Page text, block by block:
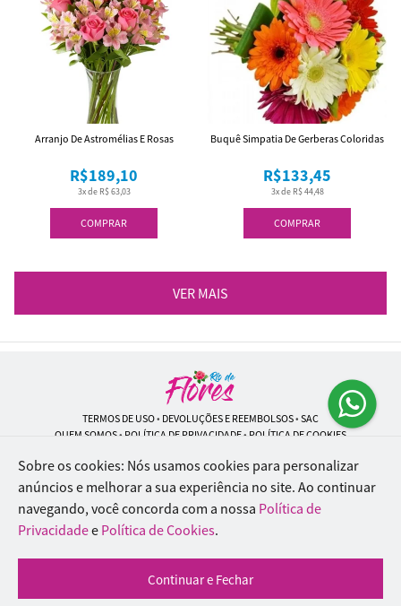
COMPRAR
3x de R$ 63,03
R$189,10
Arranjo De Astromélias E Rosas
COMPRAR
3x de R$ 44,48
R$133,45
Buquê Simpatia De Gerberas Coloridas
VER MAIS
TERMOS DE USO• DEVOLUÇÕES E REEMBOLSOS• SAC
QUEM SOMOS• POLÍTICA DE PRIVACIDADE• POLÍTICA DE COOKIES
Rio de Flores | CNPJ: 18.184.423/0001-74
Rua Lopes Trovão, 42 - Rio de Janeiro - RJ - 20.920-340
WhatsApp: (21) 96451-9290| Telefone: (21) 9 6715-9790
© 2024-2026 - Todos os direitos reservados - Desenvolvido por
Inteligentes
Sobre os cookies: Nós usamos cookies para personalizar
anúncios e melhorar a sua experiência no site. Ao continuar
navegando, você concorda com a nossa Política de
Privacidadee Política de Cookies.
Continuar e Fechar